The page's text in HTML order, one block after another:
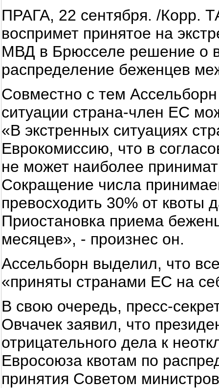
ПРАГА, 22 сентября. /Корр.
воспримет принятое на
МВД в Брюсселе решение о
распределение беженцев
Совместно с тем
ситуации страна-член ЕС
«В экстренных ситуациях
Еврокомиссию, что в
не может наиболее
Сокращение числа
превосходить 30% от квоты
Приостановка приема
месяцев», - произнес он.
Ассельборн выделил, что
«приняты странами ЕС на
В свою очередь, пресс-
Овчачек заявил, что
отрицательного дела к
Евросоюза квотам по
принятия Советом